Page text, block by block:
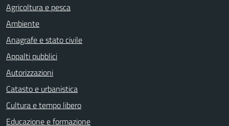
Agricoltura e pesca
Ambiente
Anagrafe e stato civile
Appalti pubblici
Autorizzazioni
Catasto e urbanistica
Cultura e tempo libero
Educazione e formazione